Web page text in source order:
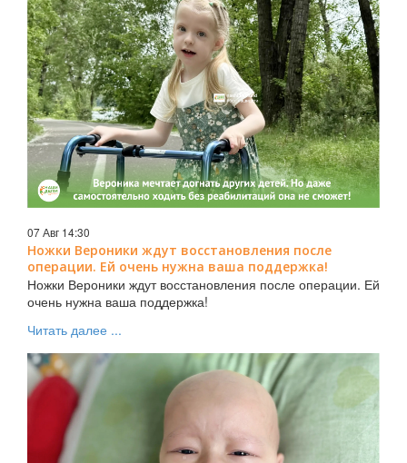
07 Авг 14:30
Ножки Вероники ждут восстановления после
операции. Ей очень нужна ваша поддержка!
Ножки Вероники ждут восстановления после операции. Ей
очень нужна ваша поддержка!
Читать далее ...